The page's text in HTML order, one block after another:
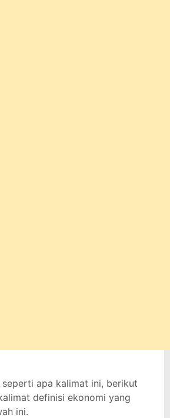
apa kalimat ini, berikut
definisi ekonomi yang
ini.